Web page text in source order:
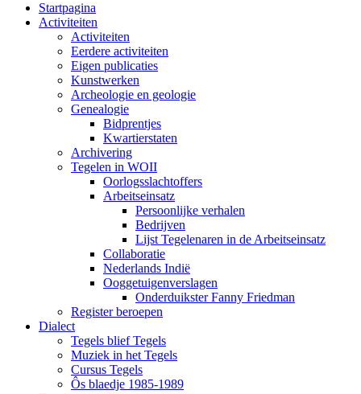
Startpagina
Activiteiten
Activiteiten
Eerdere activiteiten
Eigen publicaties
Kunstwerken
Archeologie en geologie
Genealogie
Bidprentjes
Kwartierstaten
Archivering
Tegelen in WOII
Oorlogsslachtoffers
Arbeitseinsatz
Persoonlijke verhalen
Bedrijven
Lijst Tegelenaren in de Arbeitseinsatz
Collaboratie
Nederlands Indië
Ooggetuigenverslagen
Onderduikster Fanny Friedman
Register beroepen
Dialect
Tegels blief Tegels
Muziek in het Tegels
Cursus Tegels
Ôs blaedje 1985-1989